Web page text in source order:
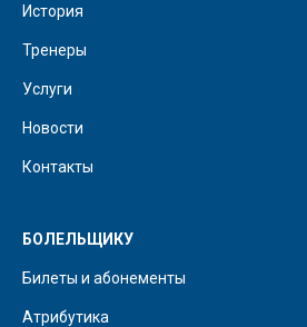
История
Тренеры
Услуги
Новости
Контакты
БОЛЕЛЬЩИКУ
Билеты и абонементы
Атрибутика